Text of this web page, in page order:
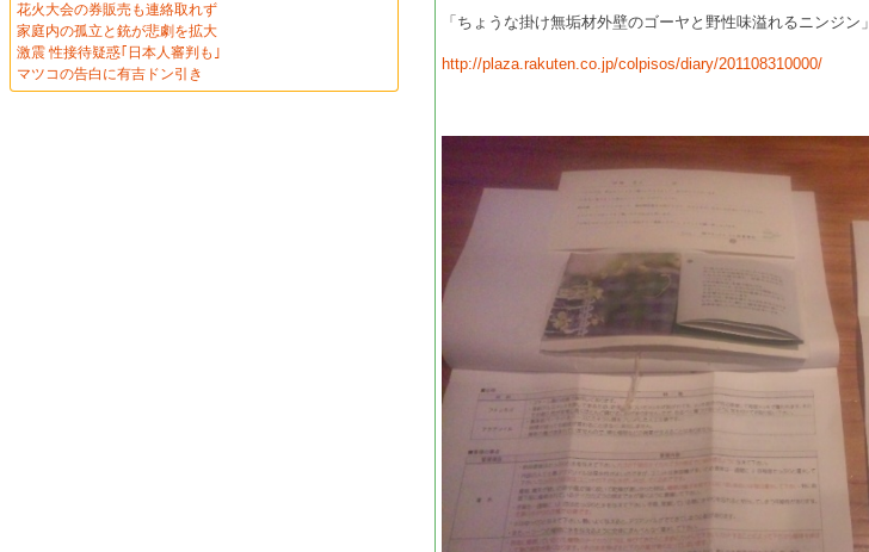
花火大会の券販売も連絡取れず
家庭内の孤立と銃が悲劇を拡大
激震 性接待疑惑｢日本人審判も｣
マツコの告白に有吉ドン引き
「ちょうな掛け無垢材外壁のゴーヤと野性味溢れるニンジン」
http://plaza.rakuten.co.jp/colpisos/diary/201108310000/